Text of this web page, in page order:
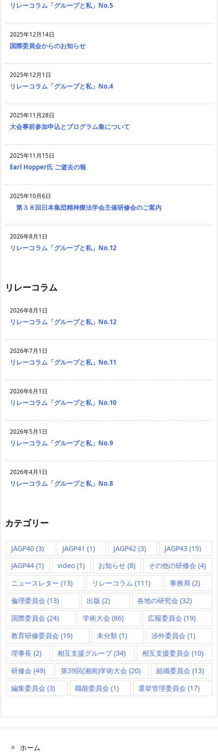
リレーコラム「グループと私」No.5
2025年12月14日
国際委員会からのお知らせ
2025年12月1日
リレーコラム「グループと私」No.4
2025年11月28日
大会事前参加申込とプログラム集について
2025年11月15日
Earl Hopper氏 ご逝去の報
2025年10月6日
第３８回日本集団精神療法学会主催研修会のご案内
2026年8月1日
リレーコラム「グループと私」No.12
リレーコラム
2026年8月1日
リレーコラム「グループと私」No.12
2026年7月1日
リレーコラム「グループと私」No.11
2026年6月1日
リレーコラム「グループと私」No.10
2026年5月1日
リレーコラム「グループと私」No.9
2026年4月1日
リレーコラム「グループと私」No.8
カテゴリー
JAGP40 (3) JAGP41 (1) JAGP42 (3) JAGP43 (15)
JAGP44 (1) video(1) お知らせ(8) その他の研修会 (4)
ニュースレター (13) リレーコラム (111) 事務局 (2)
倫理委員会 (13) 出版 (2) 各地の研究会 (32)
国際委員会 (24) 学術大会 (86) 広報委員会 (19)
教育研修委員会 (19) 未分類 (1) 渉外委員会 (1)
理事長 (2) 相互支援グループ(34) 相互支援委員会 (10)
研修会 (49) 第39回(湘南)学術大会 (20) 組織委員会 (13)
編集委員会 (3) 職能委員会 (1) 選挙管理委員会 (17)
ホーム